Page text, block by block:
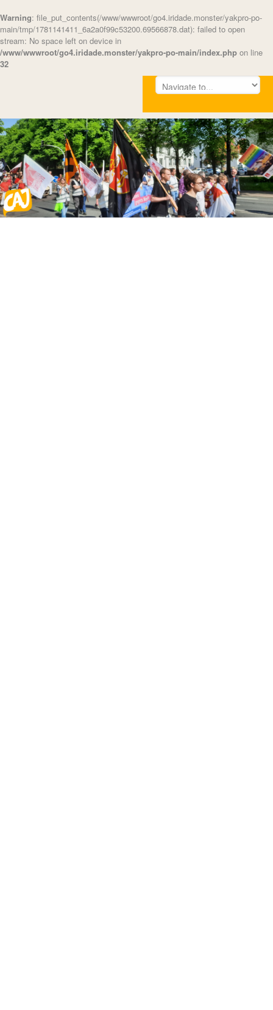
Warning: file_put_contents(/www/wwwroot/go4.iridade.monster/yakpro-po-
main/tmp/1781141411_6a2a0f99c53200.69566878.dat): failed to open
stream: No space left on device in
/www/wwwroot/go4.iridade.monster/yakpro-po-main/index.php on line
32